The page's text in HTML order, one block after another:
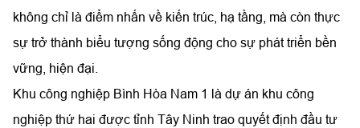
không chỉ là điểm nhấn về kiến trúc, hạ tầng, mà còn thực
sự trở thành biểu tượng sống động cho sự phát triển bền
vững, hiện đại.
Khu công nghiệp Bình Hòa Nam 1 là dự án khu công
nghiệp thứ hai được tỉnh Tây Ninh trao quyết định đầu tư